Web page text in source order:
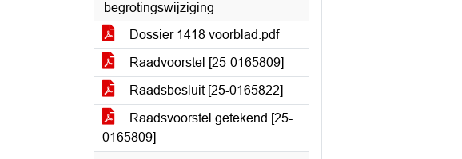
begrotingswijziging
Dossier 1418 voorblad.pdf
Raadvoorstel [25-0165809]
Raadsbesluit [25-0165822]
Raadsvoorstel getekend [25-
0165809]